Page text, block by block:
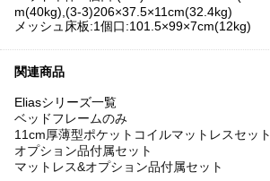
m(40kg),(3-3)206×37.5×11cm(32.4kg)
メッシュ床板:1個口:101.5×99×7cm(12kg)
関連商品
Eliasシリーズ一覧
ベッドフレームのみ
11cm厚薄型ポケットコイルマットレスセット
オプション品付属セット
マットレス&オプション品付属セット